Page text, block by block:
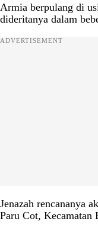
Armia berpulang di
dideritanya dalam
ADVERTISEMENT
Jenazah rencananya
Paru Cot, Kecamatan